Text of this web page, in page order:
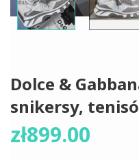
Dolce &
snikersy,
zł899.00